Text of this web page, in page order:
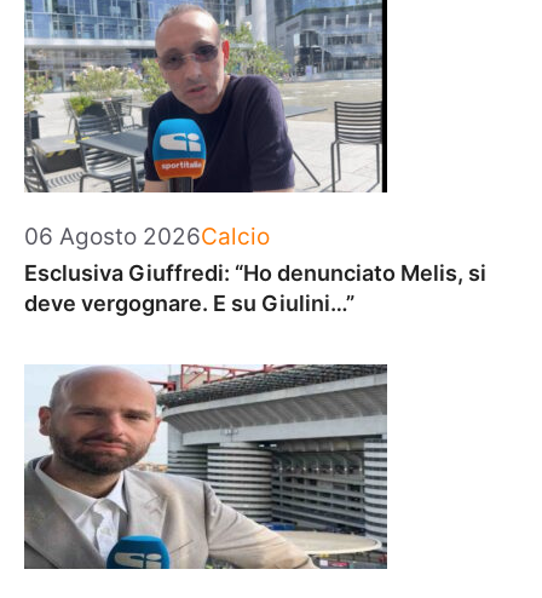
06 Agosto 2026Categorie
Calcio
Esclusiva Giuffredi: “Ho denunciato Melis, si
deve vergognare. E su Giulini…”